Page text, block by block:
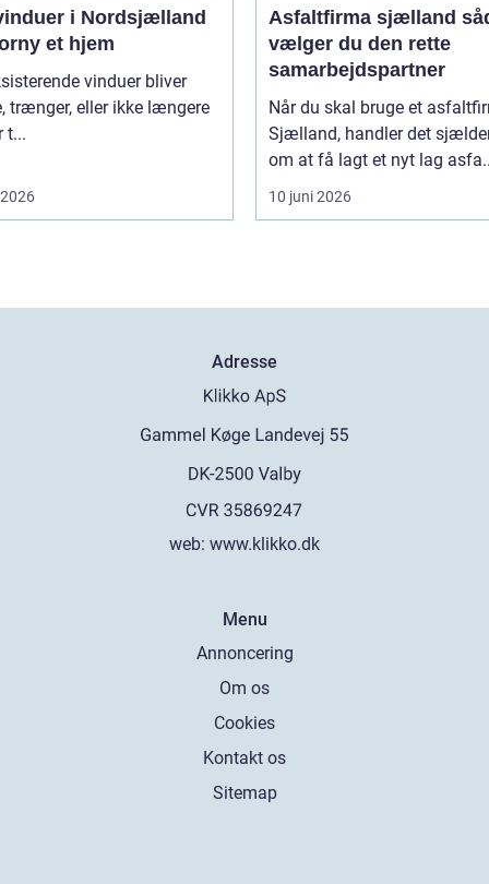
i Nordsjælland
et hjem
vinduer bliver
trænger, eller ikke længere
t...
Asfaltfirma sjælland sådan
vælger du den rette
samarbejdspartner
Når du skal bruge et
Sjælland, handler det
om at få lagt et nyt lag
10 juni 2026
Adresse
web: www.klikko.dk
Menu
Annoncering
Om os
Cookies
Kontakt os
Sitemap